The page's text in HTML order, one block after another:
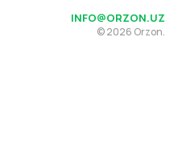
INFO@ORZON.UZ
©2026 Orzon.